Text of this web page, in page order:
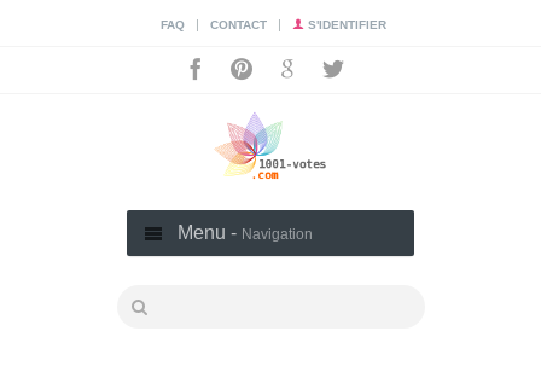
FAQ | CONTACT | S'IDENTIFIER
Menu - Navigation